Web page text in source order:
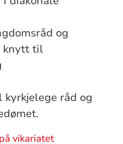
og
knytt til
råd og
vikariatet